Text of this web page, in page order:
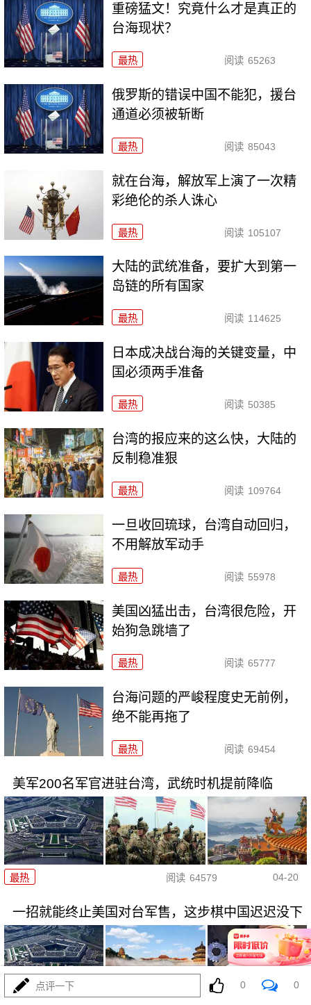
重磅猛文！究竟什么才是真正的
台海现状？
最热 阅读 65263
俄罗斯的错误中国不能犯，援台
通道必须被斩断
最热 阅读 85043
就在台海，解放军上演了一次精
彩绝伦的杀人诛心
最热 阅读 105107
大陆的武统准备，要扩大到第一
岛链的所有国家
最热 阅读 114625
日本成决战台海的关键变量，中
国必须两手准备
最热 阅读 50385
台湾的报应来的这么快，大陆的
反制稳准狠
最热 阅读 109764
一旦收回琉球，台湾自动回归，
不用解放军动手
最热 阅读 55978
美国凶猛出击，台湾很危险，开
始狗急跳墙了
最热 阅读 65777
台海问题的严峻程度史无前例，
绝不能再拖了
最热 阅读 69454
美军200名军官进驻台湾，武统时机提前降临
最热 阅读 64579 04-20
一招就能终止美国对台军售，这步棋中国迟迟没下
点评一下 0 0